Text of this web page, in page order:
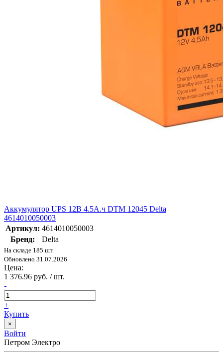
Аккумулятор UPS 12В 4.5А.ч DTM 12045 Delta
4614010050003
Артикул: 4614010050003
Бренд:
Delta
На складе 185 шт.
Обновлено 31.07.2026
Цена:
1 376.96 руб. / шт.
-
+
Купить
×
Войти
Петром Электро